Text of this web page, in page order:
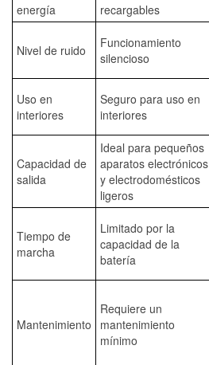
energía
recargables
Nivel de ruido
Funcionamiento
silencioso
Uso en
interiores
Seguro para uso en
interiores
Capacidad de
salida
Ideal para pequeños
aparatos electrónicos
y electrodomésticos
ligeros
Tiempo de
marcha
Limitado por la
capacidad de la
batería
Mantenimiento
Requiere un
mantenimiento
mínimo